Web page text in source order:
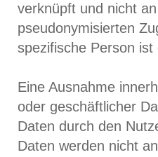
verknüpft und nicht
pseudonymisierten
spezifische Person
Eine Ausnahme
oder geschäftlicher
Daten durch den
Daten werden nicht